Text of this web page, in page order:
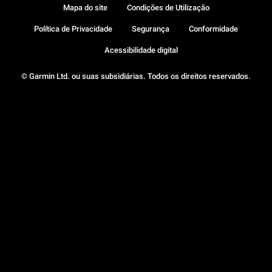
© Garmin Ltd. ou suas subsidiárias. Todos os direitos reservados.
Mapa do site Condições de Utilização
Política de Privacidade Segurança Conformidade
Acessibilidade digital